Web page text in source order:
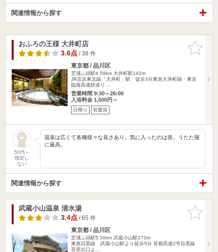
関連情報から探す
お気に入
りに追加
おふろの王様 大井町店
3.6点/ 38 件
東京都 / 品川区
芝浦ふ頭駅4.59km 大井町駅142m
JR京浜東北線「大井町」駅 徒歩3分東急大井町線・東京
臨海高速鉄道り…
営業時間 9:30～26:00
入浴料金 1,500円～
日帰り 岩盤浴
50代～
指定し
ない
温泉は広くて各種様々な良さあり。気に入ったのは壺。うたた寝
に最高。
関連情報から探す
お気に入
りに追加
武蔵小山温泉 清水湯
3.4点/ 65 件
東京都 / 品川区
芝浦ふ頭駅5.16km 武蔵小山駅273m
東急目黒線 武蔵小山駅より徒歩5分 首都高速2号目黒線
荏原出口よ…